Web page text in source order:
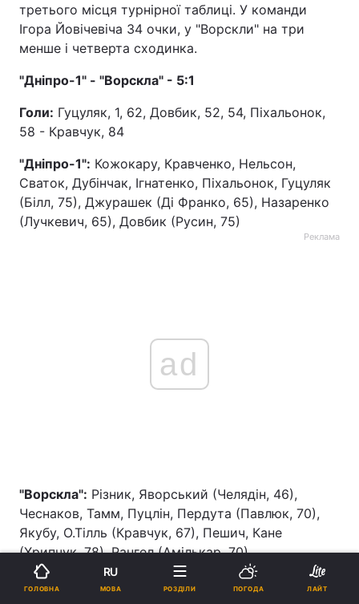
третього місця турнірної таблиці. У команди
Ігора Йовічевіча 34 очки, у "Ворскли" на три
менше і четверта сходинка.
"Дніпро-1" - "Ворскла" - 5:1
Голи: Гуцуляк, 1, 62, Довбик, 52, 54, Піхальонок,
58 - Кравчук, 84
"Дніпро-1": Кожокару, Кравченко, Нельсон,
Сваток, Дубінчак, Ігнатенко, Піхальонок, Гуцуляк
(Білл, 75), Джурашек (Ді Франко, 65), Назаренко
(Лучкевич, 65), Довбик (Русин, 75)
Реклама
ad
"Ворскла": Різник, Яворський (Челядін, 46),
Чеснаков, Тамм, Пуцлін, Пердута (Павлюк, 70),
Якубу, О.Тілль (Кравчук, 67), Пешич, Кане
(Хрипчук, 78), Рангел (Амількар, 70)
Нереалізований пенальті:Довбик, 50 (воротар)
ГОЛОВНА
RU
МОВА РОЗДІЛИ ПОГОДА ЛАЙТ